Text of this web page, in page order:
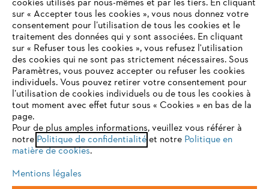
Politique de protection des données
Mentions légales Utilisation des cookies
Informations juridiques
België/Belgique
VAT Number: BE 0427.714.768
VOTRE NAVIGATEUR INTERNET
N'EST PLUS PRIS EN CHARGE
Vous utilisez un navigateur Internet que nous ne prenons plus
en charge, et certaines fonctionnalités de notre site ne
peuvent fonctionner correctement. Pour une utilisation
optimale de notre site, nous vous recommandons de passer à
l'un des navigateurs suivants :
cookies utilisés par nous-mêmes et par les tiers. En cliquant
sur « Accepter tous les cookies », vous nous donnez votre
consentement pour l’utilisation de tous les cookies et le
traitement des données qui y sont associées. En cliquant
sur « Refuser tous les cookies », vous refusez l'utilisation
des cookies qui ne sont pas strictement nécessaires. Sous
Paramètres, vous pouvez accepter ou refuser les cookies
individuels. Vous pouvez retirer votre consentement pour
l’utilisation de cookies individuels ou de tous les cookies à
tout moment avec effet futur sous « Cookies » en bas de la
page.
Pour de plus amples informations, veuillez vous référer à
notre Politique de confidentialitéet notre Politique en
matière de cookies.
Mentions légales